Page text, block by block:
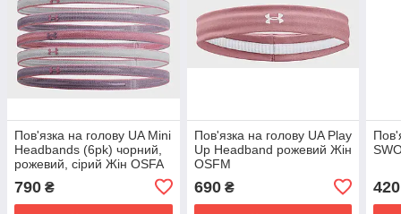
Пов'язка на голову UA Mini
Headbands (6pk) чорний,
рожевий, сірий Жін OSFA
790 ₴
Пов'язка на голову UA Play
Up Headband рожевий Жін
OSFM
690₴ 420